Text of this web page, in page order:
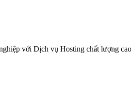
với Dịch vụ Hosting chất lượng